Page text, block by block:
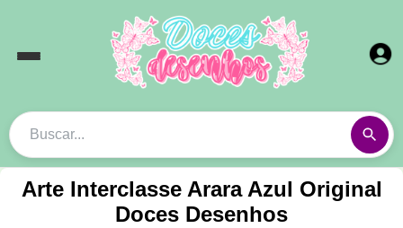
Arte Interclasse Arara Azul Original
Doces Desenhos